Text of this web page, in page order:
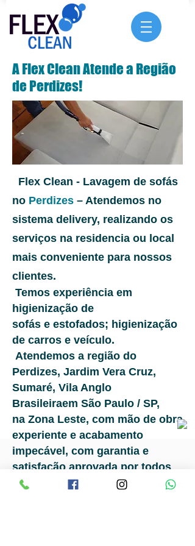
A Flex Clean Atende a Região
de Perdizes!
Flex Clean - Lavagem de sofás
no Perdizes – Atendemos no
sistema delivery, realizando os
serviços na residencia ou local
mais conveniente para nossos
clientes.
Temos experiência em
higienização de
sofás e estofados; higienização
de carros e veículo.
Atendemos a região do
Perdizes, Jardim Vera Cruz,
Sumaré, Vila Anglo
Brasileiraem São Paulo / SP,
na Zona Leste, com mão de obra
experiente e acabamento
impecável, com garantia e
satisfação aprovada por todos
os nossos clientes, comprovada